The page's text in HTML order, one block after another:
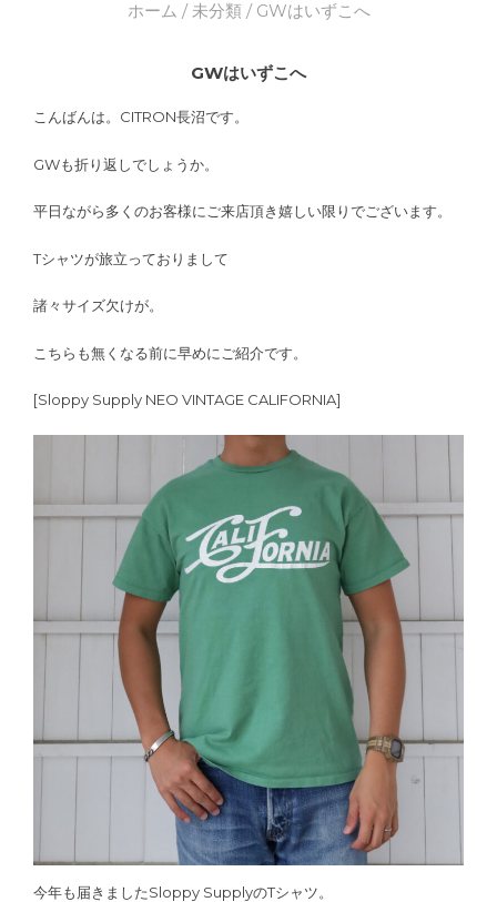
ホーム / 未分類/ GWはいずこへ
GWはいずこへ
こんばんは。CITRON長沼です。
GWも折り返しでしょうか。
平日ながら多くのお客様にご来店頂き嬉しい限りでございます。
Tシャツが旅立っておりまして
諸々サイズ欠けが。
こちらも無くなる前に早めにご紹介です。
[Sloppy Supply NEO VINTAGE CALIFORNIA]
今年も届きましたSloppy SupplyのTシャツ。